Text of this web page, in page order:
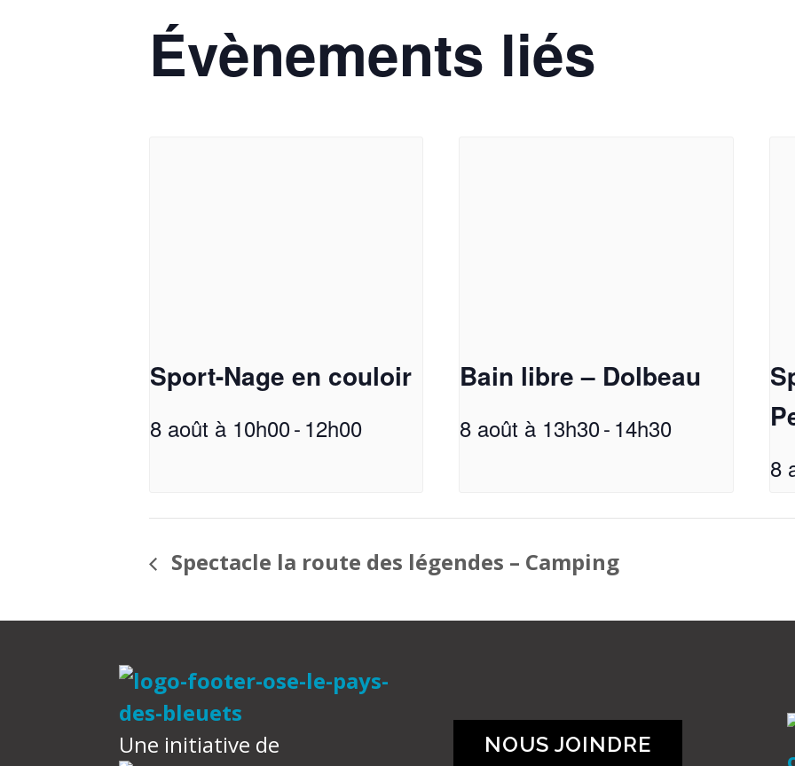
Évènements liés
Sport-Nage en couloir
8 août à 10h00- 12h00
Bain libre – Dolbeau
8 août à 13h30- 14h30
8
Spectacle la route des légendes – Camping
Une initiative de NOUS JOINDRE